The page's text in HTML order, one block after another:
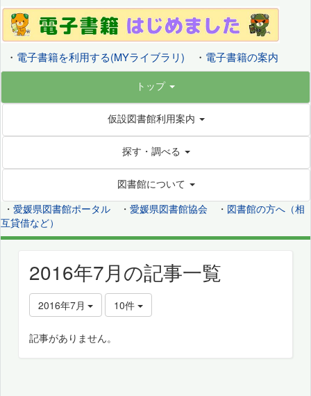
・ 電子書籍を利用する(MYライブラリ) ・ 電子書籍の案内
トップ
仮設図書館利用案内
探す・調べる
図書館について
・ 愛媛県図書館ポータル ・ 愛媛県図書館協会 ・ 図書館の方へ（相
互貸借など）
2016年7月の記事一覧
2016年7月 10件
記事がありません。